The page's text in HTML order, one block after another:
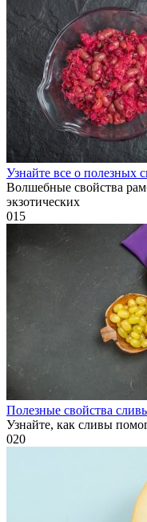
Узнайте все о полезных
Волшебные свойства
экзотических
015
Полезные свойства
Узнайте, как сливы
020